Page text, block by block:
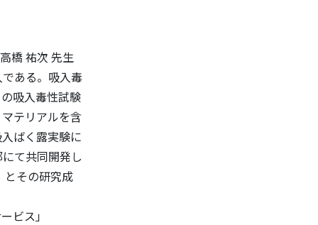
次 先生
る。吸入毒
入毒性試験
リアルを含
く露実験に
共同開発し
の研究成
ビス」